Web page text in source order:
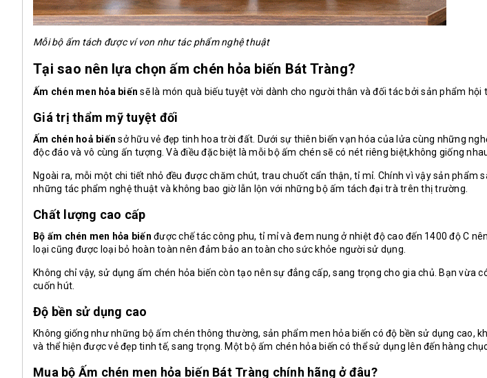
Mỗi bộ ấm tách được ví von như tác phẩm nghệ thuật
Tại sao nên lựa chọn ấm chén hỏa biến Bát Tràng?
Ấm chén men hỏa biến sẽ là món quà biếu tuyệt vời dành cho người thân và đối tác bởi sản phẩm hội
Giá trị thẩm mỹ tuyệt đối
Ấm chén hoả biến sở hữu vẻ đẹp tinh hoa trời đất. Dưới sự thiên biến vạn hóa của lửa cùng những
độc đáo và vô cùng ấn tượng. Và điều đặc biệt là mỗi bộ ấm chén sẽ có nét riêng biệt,không giống
Ngoài ra, mỗi một chi tiết nhỏ đều được chăm chút, trau chuốt cẩn thận, tỉ mỉ. Chính vì vậy sản
những tác phẩm nghệ thuật và không bao giờ lẫn lộn với những bộ ấm tách đại trà trên thị trường.
Chất lượng cao cấp
Bộ ấm chén men hỏa biến được chế tác công phu, tỉ mỉ và đem nung ở nhiệt độ cao đến 1400 độ C
loại cũng được loại bỏ hoàn toàn nên đảm bảo an toàn cho sức khỏe người sử dụng.
Không chỉ vậy, sử dụng ấm chén hỏa biến còn tạo nên sự đẳng cấp, sang trọng cho gia chủ. Bạn
cuốn hút.
Độ bền sử dụng cao
Không giống như những bộ ấm chén thông thường, sản phẩm men hỏa biến có độ bền sử dụng cao,
và thể hiện được vẻ đẹp tinh tế, sang trọng. Một bộ ấm chén hỏa biến có thể sử dụng lên đến hàng
Mua bộ Ấm chén men hỏa biến Bát Tràng chính hãng ở đâu?